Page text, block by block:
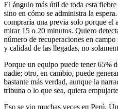
El ángulo más útil de toda esta
sino en cómo se administra la
compraría una previa solo porque el
mirar 15 o 20 minutos. Quiero
número de recuperaciones en
y calidad de las llegadas, no
Porque un equipo puede tener 65%
nadie; otro, en cambio, puede
bastante más verdad, aunque la
tribuna o lo que sea, quiera
Eso se vio muchas veces en Perú.